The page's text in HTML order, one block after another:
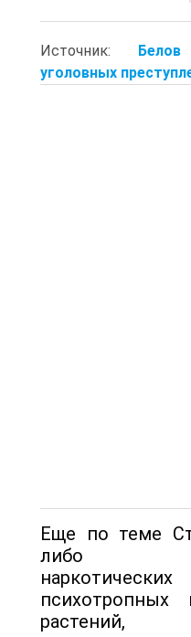
Источник:
уголовных
Еще по теме
либо